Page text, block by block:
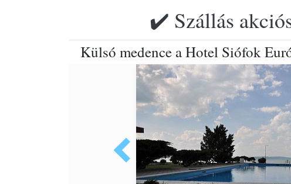
✔️ Szállás
Külsó medence a Hotel Siófok